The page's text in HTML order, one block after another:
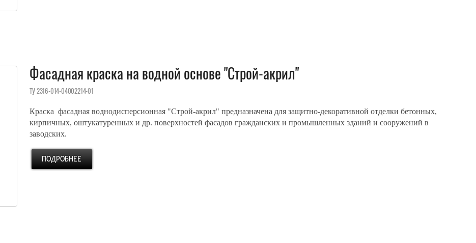
Фасадная краска на водной основе "Строй-акрил"
ТУ 2316-014-04002214-01
Краска фасадная воднодисперсионная "Строй-акрил" предназначена для защитно-декоративной отделки бетонных,
кирпичных, оштукатуренных и др. поверхностей фасадов гражданских и промышленных зданий и сооружений в
заводских.